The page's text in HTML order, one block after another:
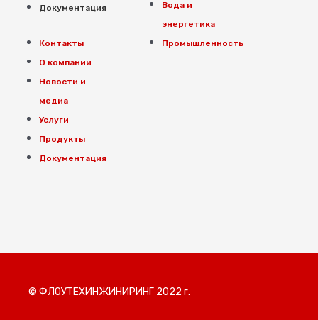
Документация
Контакты
О компании
Новости и
медиа
Услуги
Продукты
Документация
Вода и
энергетика
Промышленность
© ФЛОУТЕХИНЖИНИРИНГ 2022 г.